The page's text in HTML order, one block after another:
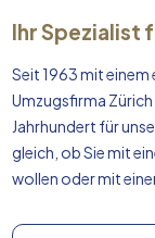
Ihr Spezialist
Seit 1963 mit
Umzugsfirma
Jahrhundert für
gleich, ob Sie mit
wollen oder mit